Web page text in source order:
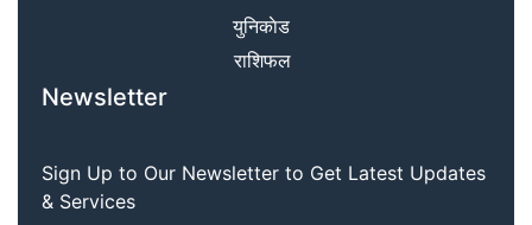
युनिकाेड
राशिफल
Newsletter
Sign Up to Our Newsletter to Get Latest Updates
& Services